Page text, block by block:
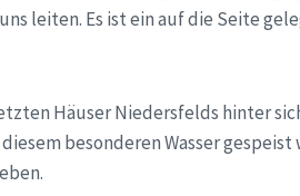
leiten. Es ist ein auf die Seite
Häuser Niedersfelds hinter
besonderen Wasser